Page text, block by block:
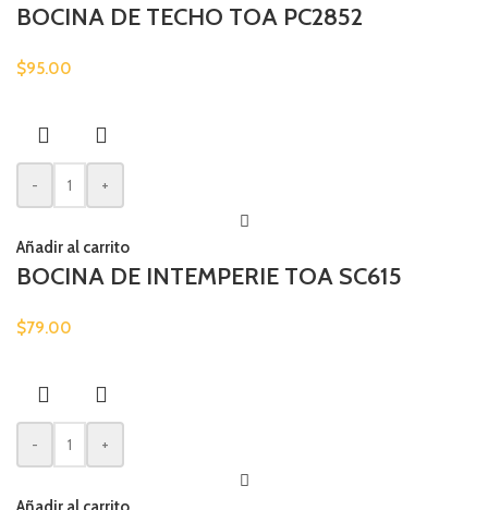
BOCINA DE TECHO TOA PC2852
$95.00
- +
Añadir al carrito
BOCINA DE INTEMPERIE TOA SC615
$79.00
- +